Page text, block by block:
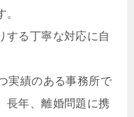
する丁寧な対応に自
実績のある事務所で
長年、離婚問題に携